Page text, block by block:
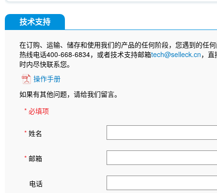
技术支持
在订购、运输、储存和使用我们的产品的任何阶段，您遇到的任
热线电话400-668-6834，或者技术支持邮箱tech@selleck.cn，
时内尽快联系您。
操作手册
如果有其他问题，请给我们留言。
* 必填项
* 姓名
* 邮箱
电话